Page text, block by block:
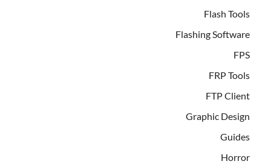
Flash Tools
Flashing Software
FPS
FRP Tools
FTP Client
Graphic Design
Guides
Horror